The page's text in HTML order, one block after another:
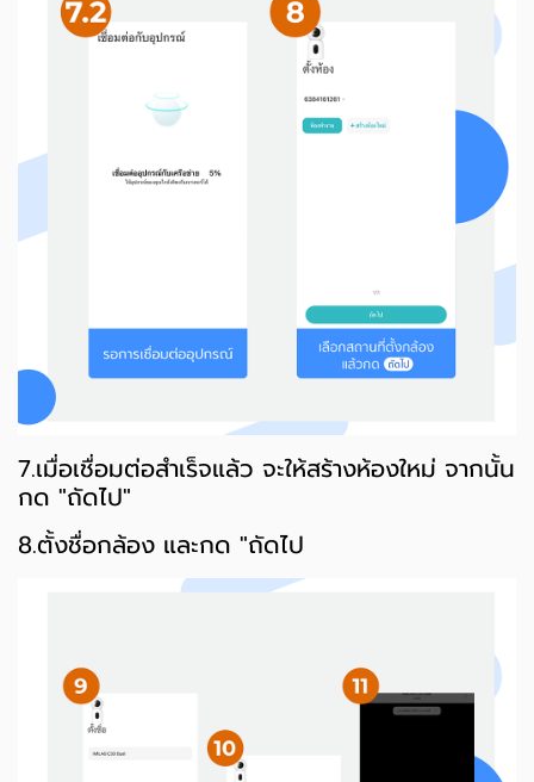
7.เมื่อเชื่อมต่อสำเร็จแล้ว จะให้สร้างห้องใหม่ จากนั้น
กด "ถัดไป"
8.ตั้งชื่อกล้อง และกด "ถัดไป